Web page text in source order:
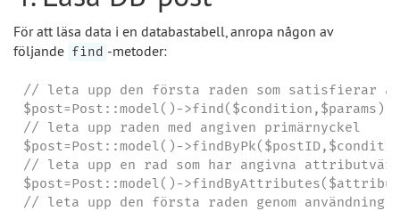
För att läsa data i en databastabell, anropa någon av
följande find -metoder:
// leta upp den första raden som satisfierar
$post=Post::model()->find($condition,$params);
// leta upp raden med angiven primärnyckel
$post=Post::model()-
// leta upp en rad som har angivna
$post=Post::model()-
// leta upp den första raden genom användning